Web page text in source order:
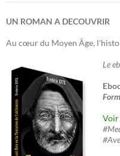
UN ROMAN A DECOUVRIR
Au cœur du Moyen Âge,
Le
Voir